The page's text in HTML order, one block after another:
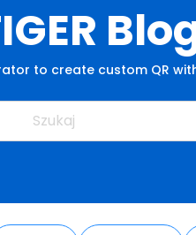
to create custom QR